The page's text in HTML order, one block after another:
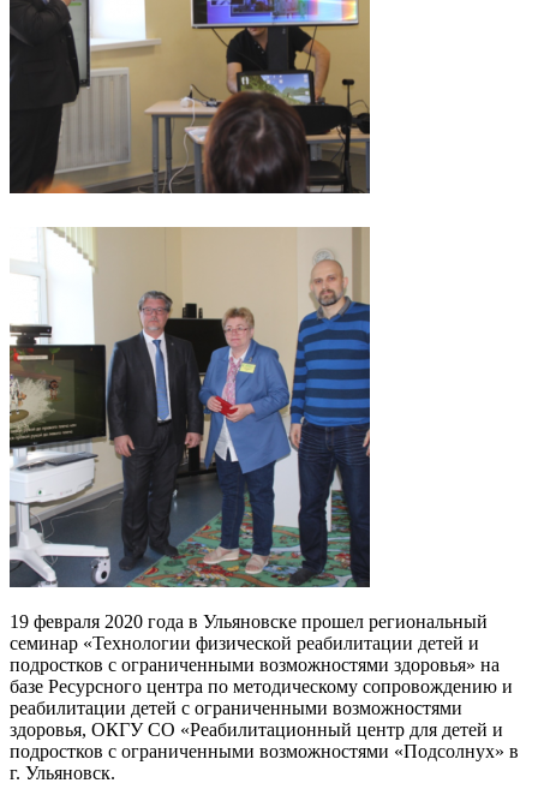
19 февраля 2020 года в Ульяновске прошел региональный
семинар «Технологии физической реабилитации детей и
подростков с ограниченными возможностями здоровья» на
базе Ресурсного центра по методическому сопровождению и
реабилитации детей с ограниченными возможностями
здоровья, ОКГУ СО «Реабилитационный центр для детей и
подростков с ограниченными возможностями «Подсолнух» в
г. Ульяновск.